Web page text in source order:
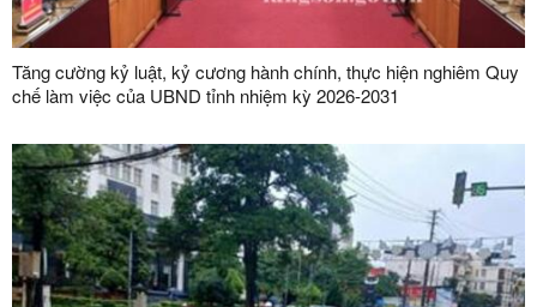
Tăng cường kỷ luật, kỷ cương hành chính, thực hiện nghiêm Quy
chế làm việc của UBND tỉnh nhiệm kỳ 2026-2031